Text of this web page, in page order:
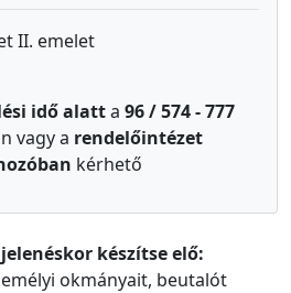
II. emelet
idő alatta 96 / 574 - 777
vagy a rendelőintézet
kérhető
készítse elő:
okmányait, beutalót